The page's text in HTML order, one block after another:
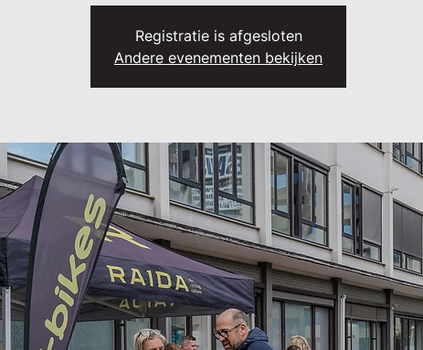
Registratie is afgesloten
Andere evenementen bekijken